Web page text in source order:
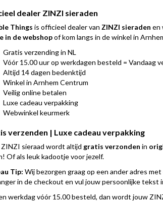
dealer ZINZI sieraden
Things is officieel dealer van ZINZI sieraden en
in de webshopof kom langs in de winkel in
Gratis verzending in NL
Vóór 15.00 uur op werkdagen besteld = Vandaag
Altijd 14 dagen bedenktijd
Winkel in Arnhem Centrum
Veilig online betalen
Luxe cadeau verpakking
Webwinkel keurmerk
verzenden | Luxe cadeau verpakking
sieraad wordt altijd gratis verzonden in
Of als leuk kadootje voor jezelf.
Tip: Wij bezorgen graag op een ander adres
in de checkout en vul jouw persoonlijke
werkdag vóór 15.00 besteld, dan wordt jouw